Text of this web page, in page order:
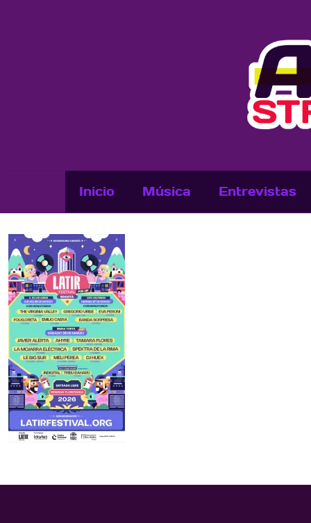
Inicio Música Entrevistas